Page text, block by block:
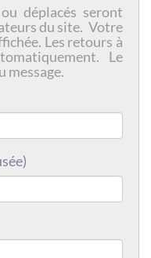
déplacés seront
du site. Votre
Les retours à
Le
message.